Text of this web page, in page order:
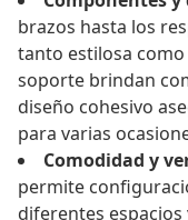
brazos hasta los
tanto estilosa
soporte brindan
diseño cohesivo
para varias
Comodidad y
permite
diferentes